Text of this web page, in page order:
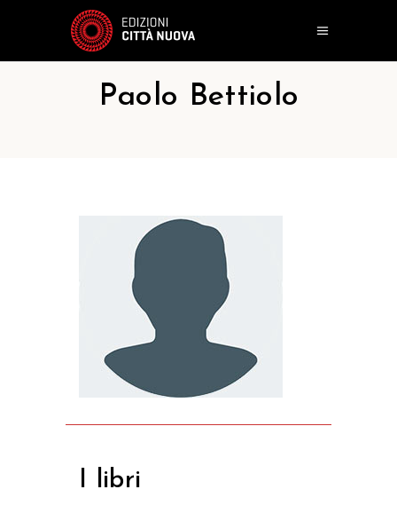
Paolo Bettiolo
I libri